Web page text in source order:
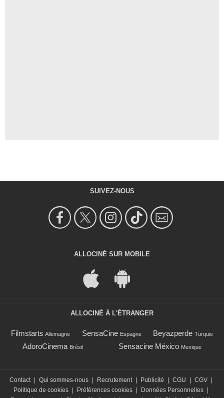
SUIVEZ-NOUS
ALLOCINÉ SUR MOBILE
ALLOCINÉ À L'ÉTRANGER
Filmstarts Allemagne SensaCine Espagne Beyazperde Turquie
AdoroCinema Brésil Sensacine México Mexique
Contact Qui sommes-nous Recrutement Publicité CGU CGV
Politique de cookies
Préférences cookies Données Personnelles